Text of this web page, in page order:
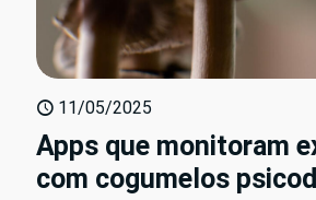
11/05/2025
Apps que monitoram
com cogumelos